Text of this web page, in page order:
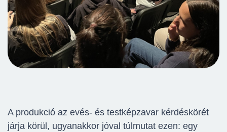
A produkció az evés- és testképzavar kérdéskörét
járja körül, ugyanakkor jóval túlmutat ezen: egy